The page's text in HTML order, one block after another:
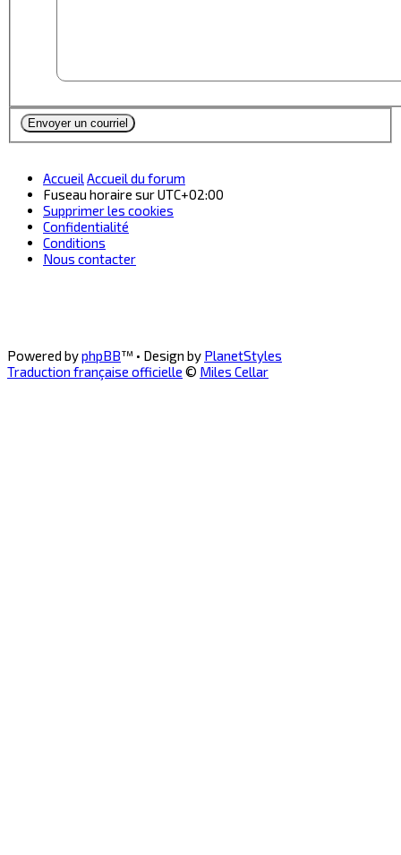
AccueilAccueil du forum
Fuseau horaire surUTC+02:00
Supprimer les cookies
Confidentialité
Conditions
Nous contacter
Powered byphpBB™ • Design by PlanetStyles
Traduction française officielle © Miles Cellar